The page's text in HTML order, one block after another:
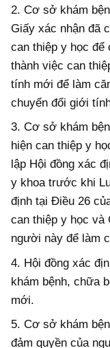
2. Cơ sở khám
Giấy xác nhận đã
can thiệp y học để
thành việc can
tính mới để làm
chuyển đổi giới
3. Cơ sở khám
hiện can thiệp y
lập Hội đồng xác
y khoa trước khi
định tại Điều 26
can thiệp y học và
người này để làm
4. Hội đồng xác
khám bệnh, chữa
mới.
5. Cơ sở khám
đảm quyền của